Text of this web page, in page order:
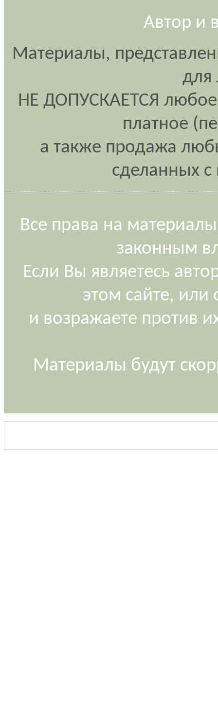
Автор и
Материалы,
для
НЕ ДОПУСКАЕТСЯ любое
платное
а также продажа
сделанных
Все права на
законным
Если Вы являетесь
этом сайте, или
и возражаете против
Материалы будут